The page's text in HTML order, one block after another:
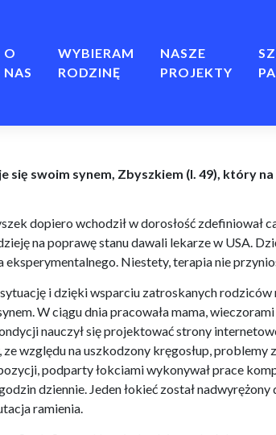
O
NAS
WYBIERAM
RODZINĘ
NASZE
PROJEKTY
się swoim synem, Zbyszkiem (l. 49), który
dopiero wchodził w dorosłość zdefiniował
na poprawę stanu dawali lekarze w USA.
Niestety, terapia nie
i dzięki wsparciu zatroskanych
W ciągu dnia pracowała mama,
nauczył się projektować strony
względu na uszkodzony kręgosłup,
podparty łokciami wykonywał prace
dziennie. Jeden łokieć został
ramienia.